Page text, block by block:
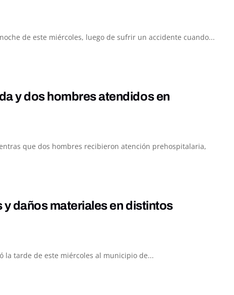
de este miércoles, luego de sufrir un accidente cuando...
y dos hombres atendidos en
que dos hombres recibieron atención prehospitalaria,
daños materiales en distintos
la tarde de este miércoles al municipio de...